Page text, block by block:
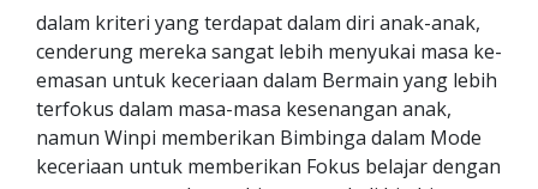
dalam kriteri yang terdapat dalam diri anak-anak,
cenderung mereka sangat lebih menyukai masa ke-
emasan untuk keceriaan dalam Bermain yang lebih
terfokus dalam masa-masa kesenangan anak,
namun Winpi memberikan Bimbinga dalam Mode
keceriaan untuk memberikan Fokus belajar dengan